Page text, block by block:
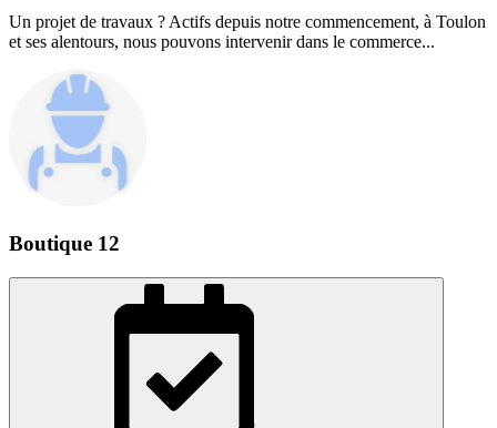
Un projet de travaux ? Actifs depuis notre commencement, à Toulon
et ses alentours, nous pouvons intervenir dans le commerce...
Boutique 12